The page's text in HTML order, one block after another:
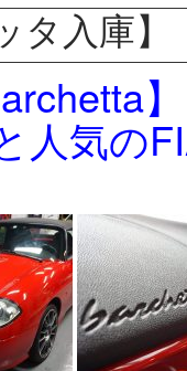
タ入庫】
】
人気の